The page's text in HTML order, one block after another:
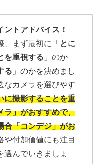
トアドバイス！
、まず最初に「 とに
を重視する 」のか
る 」のかを決めまし
なカメラを選びやす
に撮影することを重
ラ」がおすすめで、
合「コンデジ」がお
や付加価値にも注目
選んでいきましょ